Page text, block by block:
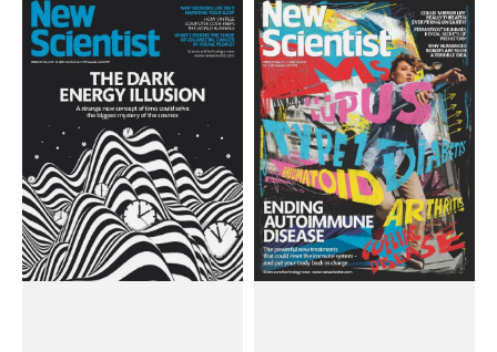
Chí
New
Magazine
#March
08,
2025
Chí
New
Scientist
Magazine
#March
01,
2025